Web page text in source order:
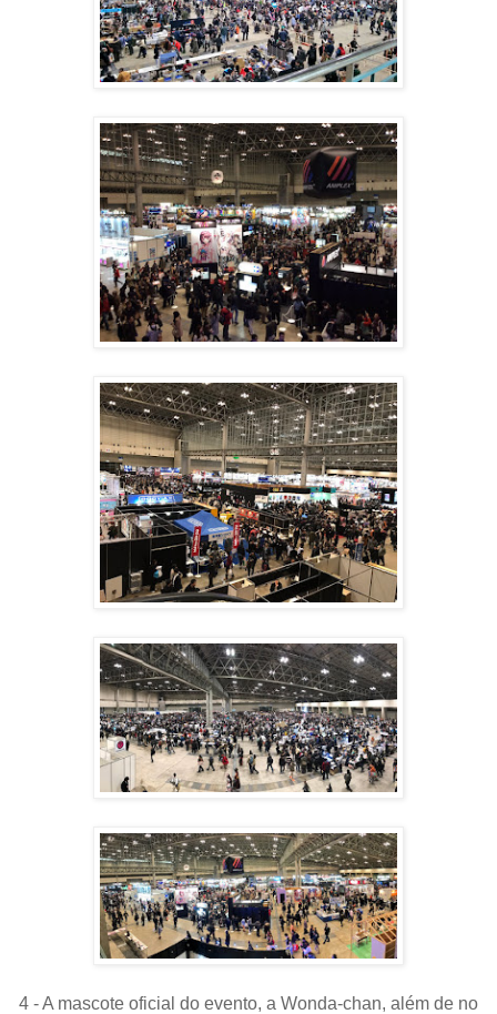
4 - A mascote oficial do evento, a Wonda-chan, além de no